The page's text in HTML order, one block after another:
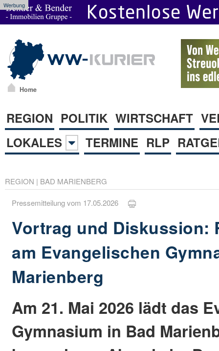
Werbung
Home
REGION POLITIK WIRTSCHAFT
LOKALES
TERMINE RLP
REGION | BAD MARIENBERG
Pressemitteilung vom 17.05.2026
Vortrag und Diskussion:
am Evangelischen
Marienberg
Am 21. Mai 2026 lädt das
Gymnasium in Bad